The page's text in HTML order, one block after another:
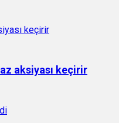
aksiyası keçirir